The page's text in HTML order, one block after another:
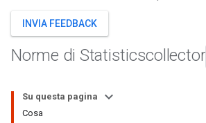
INVIA FEEDBACK
Norme di Statisticscollector
Su questa pagina
Cosa